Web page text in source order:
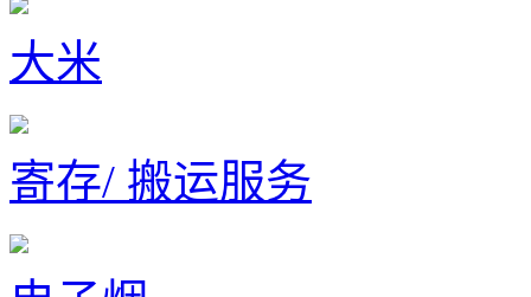
大米
寄存/ 搬运服务